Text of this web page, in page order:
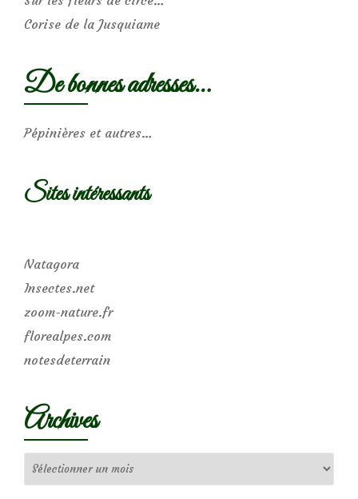
Corise de la Jusquiame
De bonnes adresses…
Pépinières et autres…
Sites intéressants
Natagora
Insectes.net
zoom-nature.fr
florealpes.com
notesdeterrain
Archives